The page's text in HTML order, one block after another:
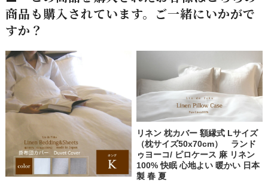
商品も購入されています。ご一緒にいかがで
すか？
リネン 枕カバー 額縁式 Lサイズ
（枕サイズ50x70cm） ランド
ゥヨーコ/ ピロケース 麻 リネン
100% 快眠 心地よい 暖かい 日本
製 春 夏